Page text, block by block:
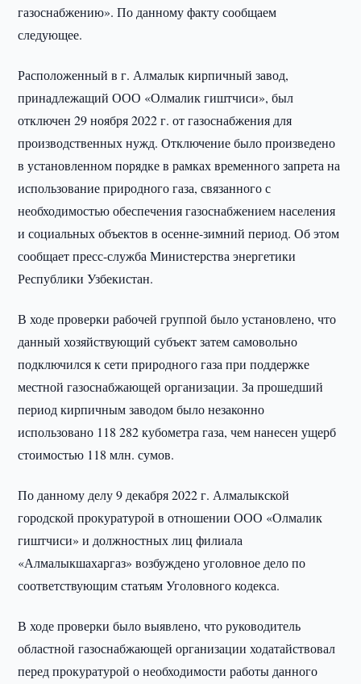
газоснабжению». По данному факту сообщаем
следующее.
Расположенный в г. Алмалык кирпичный завод,
принадлежащий ООО «Олмалик гиштчиси», был
отключен 29 ноября 2022 г. от газоснабжения для
производственных нужд. Отключение было произведено
в установленном порядке в рамках временного запрета на
использование природного газа, связанного с
необходимостью обеспечения газоснабжением населения
и социальных объектов в осенне-зимний период. Об этом
сообщает пресс-служба Министерства энергетики
Республики Узбекистан.
В ходе проверки рабочей группой было установлено, что
данный хозяйствующий субъект затем самовольно
подключился к сети природного газа при поддержке
местной газоснабжающей организации. За прошедший
период кирпичным заводом было незаконно
использовано 118 282 кубометра газа, чем нанесен ущерб
стоимостью 118 млн. сумов.
По данному делу 9 декабря 2022 г. Алмалыкской
городской прокуратурой в отношении ООО «Олмалик
гиштчиси» и должностных лиц филиала
«Алмалыкшахаргаз» возбуждено уголовное дело по
соответствующим статьям Уголовного кодекса.
В ходе проверки было выявлено, что руководитель
областной газоснабжающей организации ходатайствовал
перед прокуратурой о необходимости работы данного